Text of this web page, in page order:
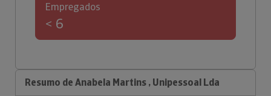
Empregados
< 6
Resumo de Anabela Martins , Unipessoal Lda